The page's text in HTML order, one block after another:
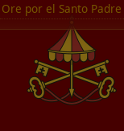
Ore por el Santo Padre